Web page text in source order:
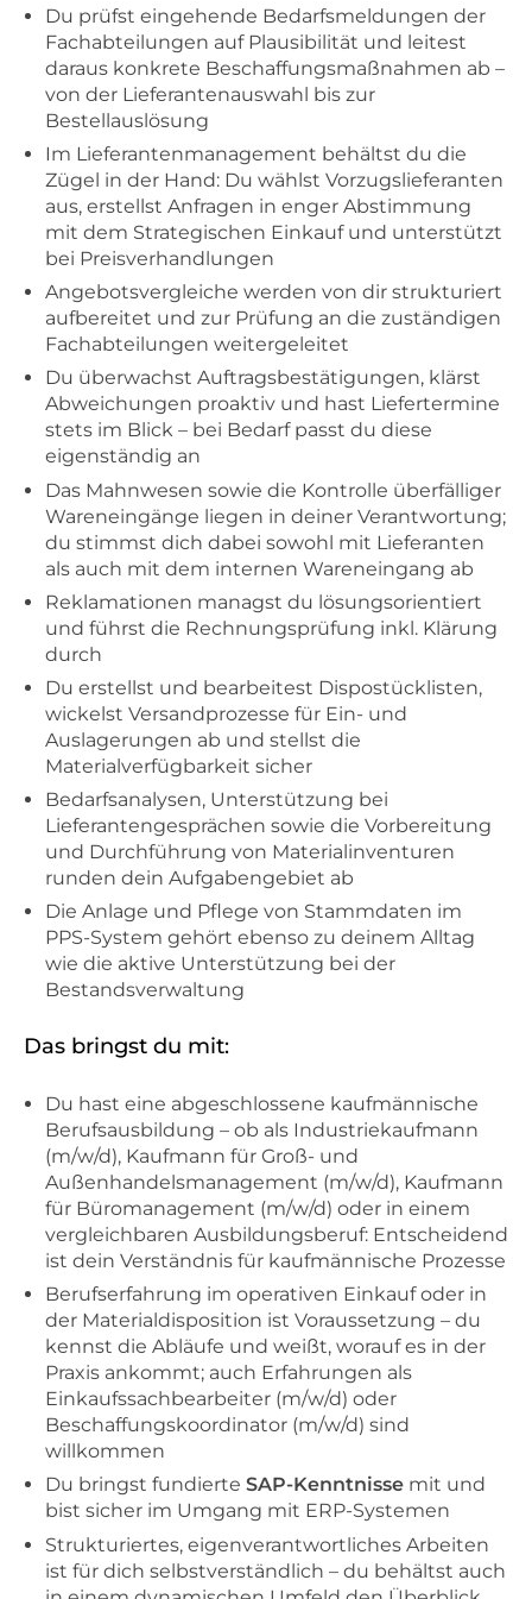
Du prüfst eingehende Bedarfsmeldungen der
Fachabteilungen auf Plausibilität und leitest
daraus konkrete Beschaffungsmaßnahmen ab –
von der Lieferantenauswahl bis zur
Bestellauslösung
Im Lieferantenmanagement behältst du die
Zügel in der Hand: Du wählst Vorzugslieferanten
aus, erstellst Anfragen in enger Abstimmung
mit dem Strategischen Einkauf und unterstützt
bei Preisverhandlungen
Angebotsvergleiche werden von dir strukturiert
aufbereitet und zur Prüfung an die zuständigen
Fachabteilungen weitergeleitet
Du überwachst Auftragsbestätigungen, klärst
Abweichungen proaktiv und hast Liefertermine
stets im Blick – bei Bedarf passt du diese
eigenständig an
Das Mahnwesen sowie die Kontrolle überfälliger
Wareneingänge liegen in deiner Verantwortung;
du stimmst dich dabei sowohl mit Lieferanten
als auch mit dem internen Wareneingang ab
Reklamationen managst du lösungsorientiert
und führst die Rechnungsprüfung inkl. Klärung
durch
Du erstellst und bearbeitest Dispostücklisten,
wickelst Versandprozesse für Ein- und
Auslagerungen ab und stellst die
Materialverfügbarkeit sicher
Bedarfsanalysen, Unterstützung bei
Lieferantengesprächen sowie die Vorbereitung
und Durchführung von Materialinventuren
runden dein Aufgabengebiet ab
Die Anlage und Pflege von Stammdaten im
PPS-System gehört ebenso zu deinem Alltag
wie die aktive Unterstützung bei der
Bestandsverwaltung
Das bringst du mit:
Du hast eine abgeschlossene kaufmännische
Berufsausbildung – ob als Industriekaufmann
(m/w/d), Kaufmann für Groß- und
Außenhandelsmanagement (m/w/d), Kaufmann
für Büromanagement (m/w/d) oder in einem
vergleichbaren Ausbildungsberuf: Entscheidend
ist dein Verständnis für kaufmännische Prozesse
Berufserfahrung im operativen Einkauf oder in
der Materialdisposition ist Voraussetzung – du
kennst die Abläufe und weißt, worauf es in der
Praxis ankommt; auch Erfahrungen als
Einkaufssachbearbeiter (m/w/d) oder
Beschaffungskoordinator (m/w/d) sind
willkommen
Du bringst fundierte SAP-Kenntnisse mit und
bist sicher im Umgang mit ERP-Systemen
Strukturiertes, eigenverantwortliches Arbeiten
ist für dich selbstverständlich – du behältst auch